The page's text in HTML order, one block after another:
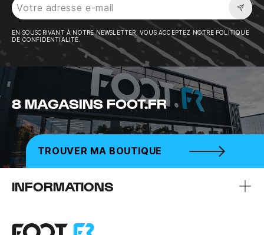
EN SOUSCRIVANT À NOTRE NEWSLETTER, VOUS ACCEPTEZ NOTRE POLITIQUE
DE CONFIDENTIALITÉ.
8 MAGASINS FOOT.FR
TROUVER MA BOUTIQUE
INFORMATIONS